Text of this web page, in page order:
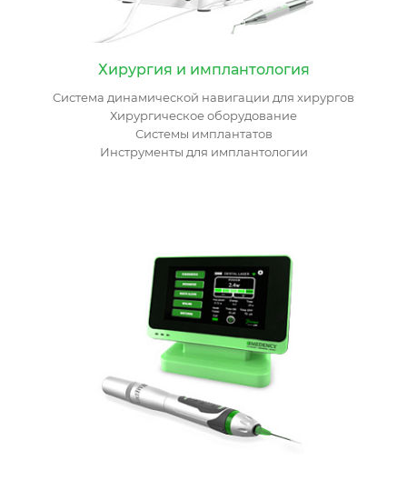
Хирургия и имплантология
Cистема динамической навигации для хирургов
Хирургическое оборудование
Системы имплантатов
Инструменты для имплантологии